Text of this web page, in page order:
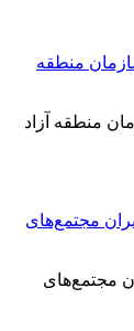
منطقه آزاد
مجتمع‌های